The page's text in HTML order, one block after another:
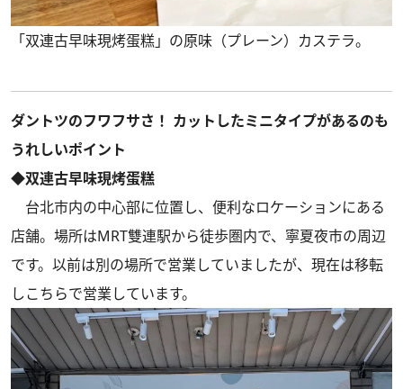
「双連古早味現烤蛋糕」の原味（プレーン）カステラ。
ダントツのフワフサさ！ カットしたミニタイプがあるのも
うれしいポイント
◆双連古早味現烤蛋糕
台北市内の中心部に位置し、便利なロケーションにある
店舗。場所はMRT雙連駅から徒歩圏内で、寧夏夜市の周辺
です。以前は別の場所で営業していましたが、現在は移転
しこちらで営業しています。